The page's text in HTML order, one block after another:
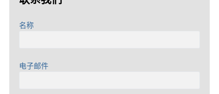
名称
电子邮件